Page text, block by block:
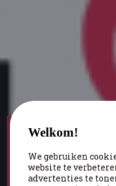
BELGIË IN OORLOG
BESTUUR
Welkom!
We gebruiken
website te
advertenties te